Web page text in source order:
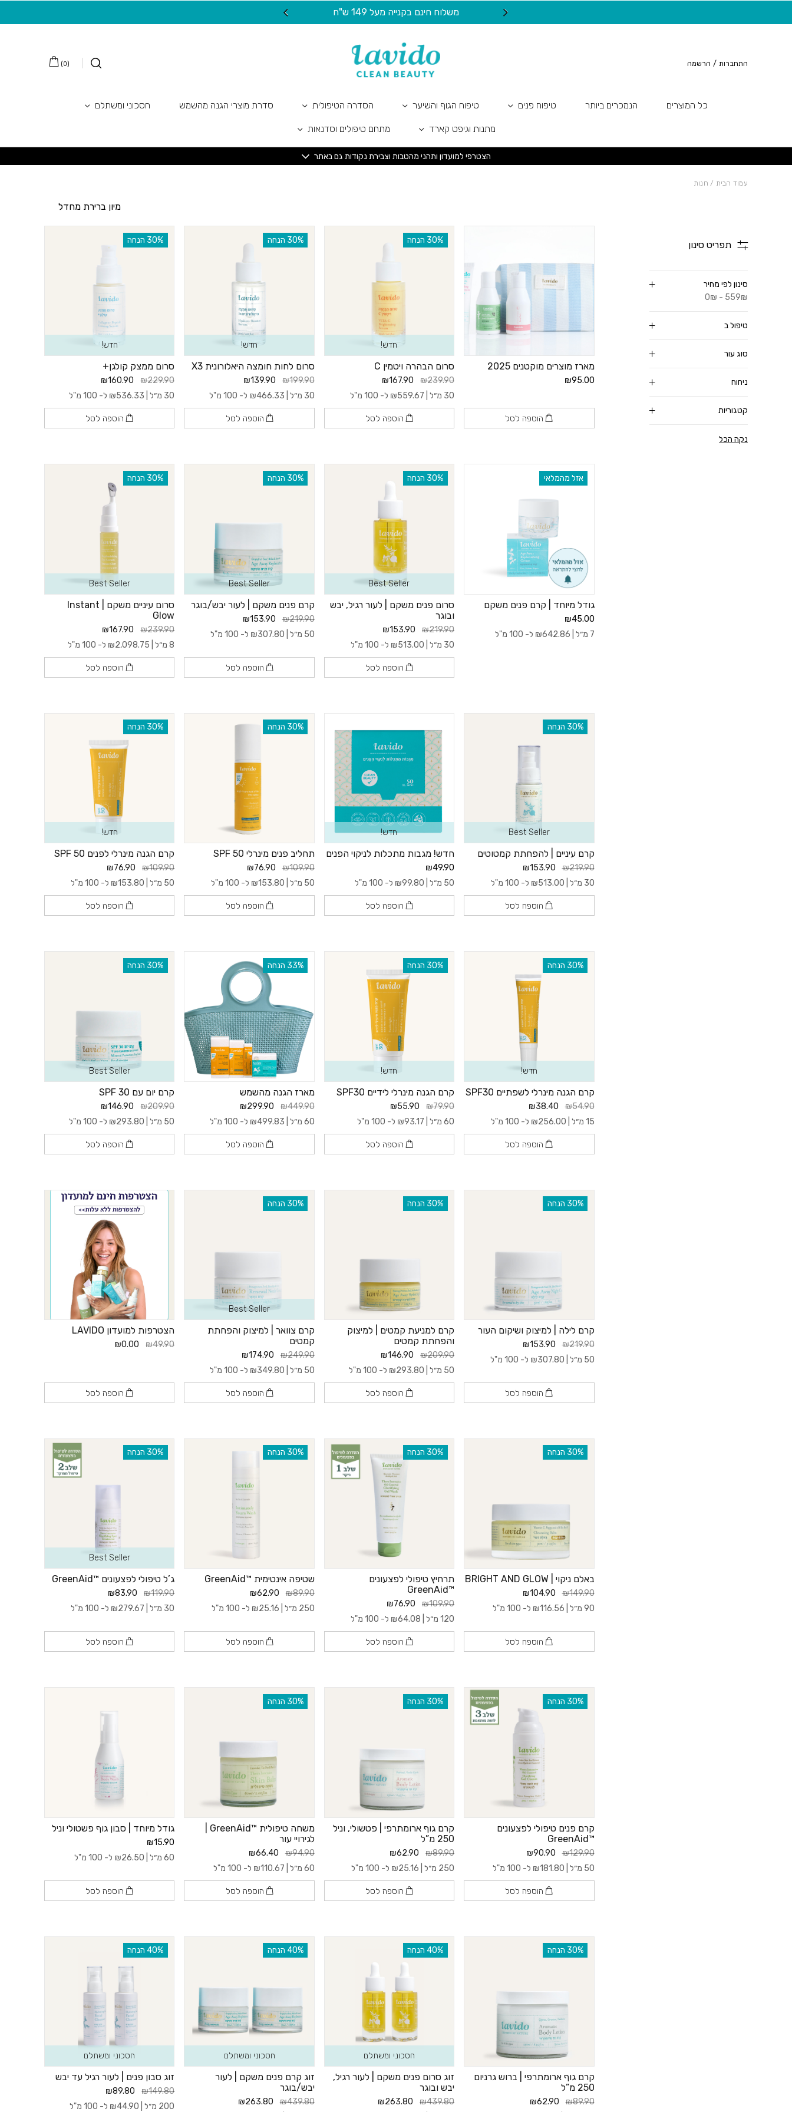
משלוח חינם בקנייה מעל 149 ש"ח
(
0
) התחברות / הרשמה
כל המוצרים הנמכרים ביותר טיפוח פנים טיפוח הגוף והשיער הסדרה הטיפולית סדרת מוצרי הגנה מהשמש חסכוני ומשתלם
מתנות וגיפט קארד מתחם טיפולים וסדנאות
הצטרפי למועדון ותהני מהטבות וצבירת נקודות גם באתר
עמוד הבית / חנות
תפריט סינון
סינון לפי מחיר
0₪ - 559₪
טיפול ב
סוג עור
ניחוח
קטגוריות
נקה הכל
מארז מוצרים מוקטנים 2025
₪95.00
הוספה לסל
‫30% הנחה
חדש!
סרום הבהרה ויטמין C
₪239.90
₪167.90
30 מ״ל |
₪559.67 ל- 100 מ"ל
הוספה לסל
‫30% הנחה
חדש!
סרום לחות חומצה היאלורונית X3
₪199.90
₪139.90
30 מ״ל |
₪466.33 ל- 100 מ"ל
הוספה לסל
‫30% הנחה
חדש!
סרום ממצק קולגן+
₪229.90
₪160.90
30 מ״ל |
₪536.33 ל- 100 מ"ל
הוספה לסל
אזל מהמלאי
גודל מיוחד | קרם פנים משקם
₪45.00
7 מ״ל |
₪642.86 ל- 100 מ"ל
‫30% הנחה
Best Seller
סרום פנים משקם | לעור רגיל, יבש
ובוגר
₪219.90
₪153.90
30 מ״ל |
₪513.00 ל- 100 מ"ל
הוספה לסל
‫30% הנחה
Best Seller
קרם פנים משקם | לעור יבש/בוגר
₪219.90
₪153.90
50 מ״ל |
₪307.80 ל- 100 מ"ל
הוספה לסל
‫30% הנחה
Best Seller
סרום עיניים משקם | Instant
Glow
₪239.90
₪167.90
8 מ״ל |
₪2,098.75 ל- 100 מ"ל
הוספה לסל
‫30% הנחה
Best Seller
קרם עיניים | להפחתת קמטוטים
₪219.90
₪153.90
30 מ״ל |
₪513.00 ל- 100 מ"ל
הוספה לסל
חדש!
חדש! מגבות מתכלות לניקוי הפנים
₪49.90
50 מ״ל |
₪99.80 ל- 100 מ"ל
הוספה לסל
‫30% הנחה
תחליב פנים מינרלי SPF 50
₪109.90
₪76.90
50 מ״ל |
₪153.80 ל- 100 מ"ל
הוספה לסל
‫30% הנחה
חדש!
קרם הגנה מינרלי לפנים SPF 50
₪109.90
₪76.90
50 מ״ל |
₪153.80 ל- 100 מ"ל
הוספה לסל
‫30% הנחה
חדש!
קרם הגנה מינרלי לשפתיים SPF30
₪54.90
₪38.40
15 מ״ל |
₪256.00 ל- 100 מ"ל
הוספה לסל
‫30% הנחה
חדש!
קרם הגנה מינרלי לידיים SPF30
₪79.90
₪55.90
60 מ״ל |
₪93.17 ל- 100 מ"ל
הוספה לסל
‫33% הנחה
מארז הגנה מהשמש
₪449.90
₪299.90
60 מ״ל |
₪499.83 ל- 100 מ"ל
הוספה לסל
‫30% הנחה
Best Seller
קרם יום עם 30 SPF
₪209.90
₪146.90
50 מ״ל |
₪293.80 ל- 100 מ"ל
הוספה לסל
‫30% הנחה
קרם לילה | למיצוק ושיקום העור
₪219.90
₪153.90
50 מ״ל |
₪307.80 ל- 100 מ"ל
הוספה לסל
‫30% הנחה
קרם למניעת קמטים | למיצוק
והפחתת קמטים
₪209.90
₪146.90
50 מ״ל |
₪293.80 ל- 100 מ"ל
הוספה לסל
‫30% הנחה
Best Seller
קרם צוואר | למיצוק והפחתת
קמטים
₪249.90
₪174.90
50 מ״ל |
₪349.80 ל- 100 מ"ל
הוספה לסל
הצטרפות למועדון LAVIDO
₪49.90
₪0.00
הוספה לסל
‫30% הנחה
באלם ניקוי | BRIGHT AND GLOW
₪149.90
₪104.90
90 מ״ל |
₪116.56 ל- 100 מ"ל
הוספה לסל
‫30% הנחה
תרחיץ טיפולי לפצעונים
™GreenAid
₪109.90
₪76.90
120 מ״ל |
₪64.08 ל- 100 מ"ל
הוספה לסל
‫30% הנחה
שטיפה אינטימית ™GreenAid
₪89.90
₪62.90
250 מ״ל |
₪25.16 ל- 100 מ"ל
הוספה לסל
‫30% הנחה
Best Seller
ג’ל טיפולי לפצעונים ™GreenAid
₪119.90
₪83.90
30 מ״ל |
₪279.67 ל- 100 מ"ל
הוספה לסל
‫30% הנחה
קרם פנים טיפולי לפצעונים
™GreenAid
₪129.90
₪90.90
50 מ״ל |
₪181.80 ל- 100 מ"ל
הוספה לסל
‫30% הנחה
קרם גוף ארומתרפי | פטשולי, וניל
250 מ”ל
₪89.90
₪62.90
250 מ״ל |
₪25.16 ל- 100 מ"ל
הוספה לסל
‫30% הנחה
לגירויי עור
₪94.90
₪66.40
60 מ״ל |
₪110.67 ל- 100 מ"ל
הוספה לסל
גודל מיוחד | סבון גוף פשטולי וניל
₪15.90
60 מ״ל |
₪26.50 ל- 100 מ"ל
הוספה לסל
‫30% הנחה
קרם גוף ארומתרפי | ברוש גרניום
250 מ”ל
₪89.90
₪62.90
‫40% הנחה
חסכוני ומשתלם
זוג סרום פנים משקם | לעור רגיל,
יבש ובוגר
₪439.80
₪263.80
‫40% הנחה
חסכוני ומשתלם
זוג קרם פנים משקם | לעור
יבש/בוגר
₪439.80
₪263.80
‫40% הנחה
חסכוני ומשתלם
זוג סבון פנים | לעור רגיל עד יבש
₪149.80
₪89.80
200 מ״ל |
₪44.90 ל- 100 מ"ל